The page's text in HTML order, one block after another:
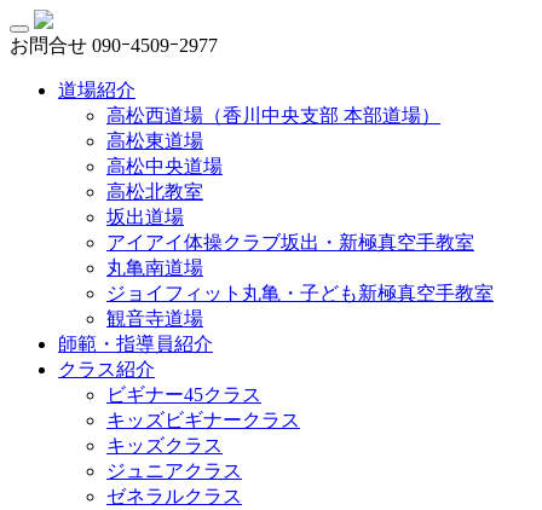
お問合せ 090ｰ4509ｰ2977
道場紹介
高松西道場（香川中央支部 本部道場）
高松東道場
高松中央道場
高松北教室
坂出道場
アイアイ体操クラブ坂出・新極真空手教室
丸亀南道場
ジョイフィット丸亀・子ども新極真空手教室
観音寺道場
師範・指導員紹介
クラス紹介
ビギナー45クラス
キッズビギナークラス
キッズクラス
ジュニアクラス
ゼネラルクラス